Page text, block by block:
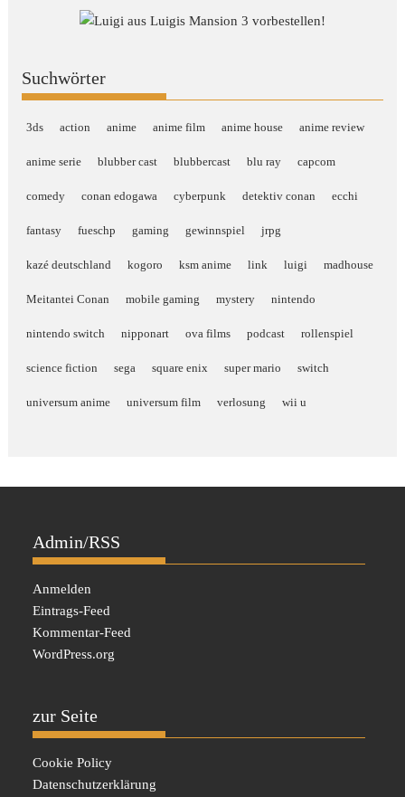
Suchwörter
3ds action anime anime film anime house anime review
anime serie blubber cast blubbercast blu ray capcom
comedy conan edogawa cyberpunk detektiv conan ecchi
fantasy fueschp gaming gewinnspiel jrpg
kazé deutschland kogoro ksm anime link luigi madhouse
Meitantei Conan mobile gaming mystery nintendo
nintendo switch nipponart ova films podcast rollenspiel
science fiction sega square enix super mario switch
universum anime universum film verlosung wii u
Admin/RSS
Anmelden
Eintrags-Feed
Kommentar-Feed
WordPress.org
zur Seite
Cookie Policy
Datenschutzerklärung